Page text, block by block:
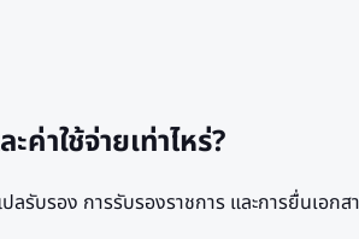
าใช้จ่ายเท่าไหร่?
รับรอง การรับรองราชการ และการยื่นเอกส